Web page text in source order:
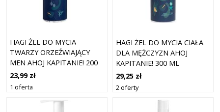
HAGI ŻEL DO MYCIA
TWARZY ORZEŹWIAJĄCY
MEN AHOJ KAPITANIE! 200
ML
23,99 zł
1 oferta
HAGI ŻEL DO MYCIA CIAŁA
DLA MĘŻCZYZN AHOJ
KAPITANIE! 300 ML
29,25 zł
2 oferty